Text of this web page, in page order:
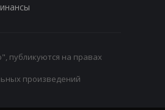
публикуются на правах
произведений